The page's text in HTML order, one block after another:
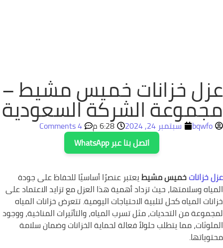
عزل خزانات خميس مشيط –
مجموعة الشركة السعودية
bqwfo سبتمبر 24, 2024 6:28 م
4 Comments
اتصل بنا عبر WhatsApp
عزلخزاناتخميس مشيطيعتبر عنصرًا أساسيًا للحفاظ على جودة
المياه وسلامتها، حيث تزداد أهمية هذا العزل مع تزايد الاعتماد على
خزانات المياه كحل لتلبية الاحتياجات اليومية. تتعرض خزانات المياه
لمجموعة من التحديات، مثل تسرب المياه، والتأثيرات المناخية، ووجود
الملوثات، مما يتطلب حلولاً فعالة لحماية الخزانات وضمان سلامة
محتوياتها.